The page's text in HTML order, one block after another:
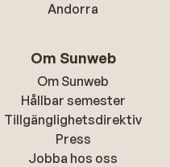
Andorra
Om Sunweb
Om Sunweb
Hållbar semester
Tillgänglighetsdirektiv
Press
Jobba hos oss